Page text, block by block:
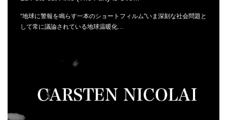
“地球に警報を鳴らす一本のショートフィルム"いま深刻な社会問題と
して常に議論されている地球温暖化…